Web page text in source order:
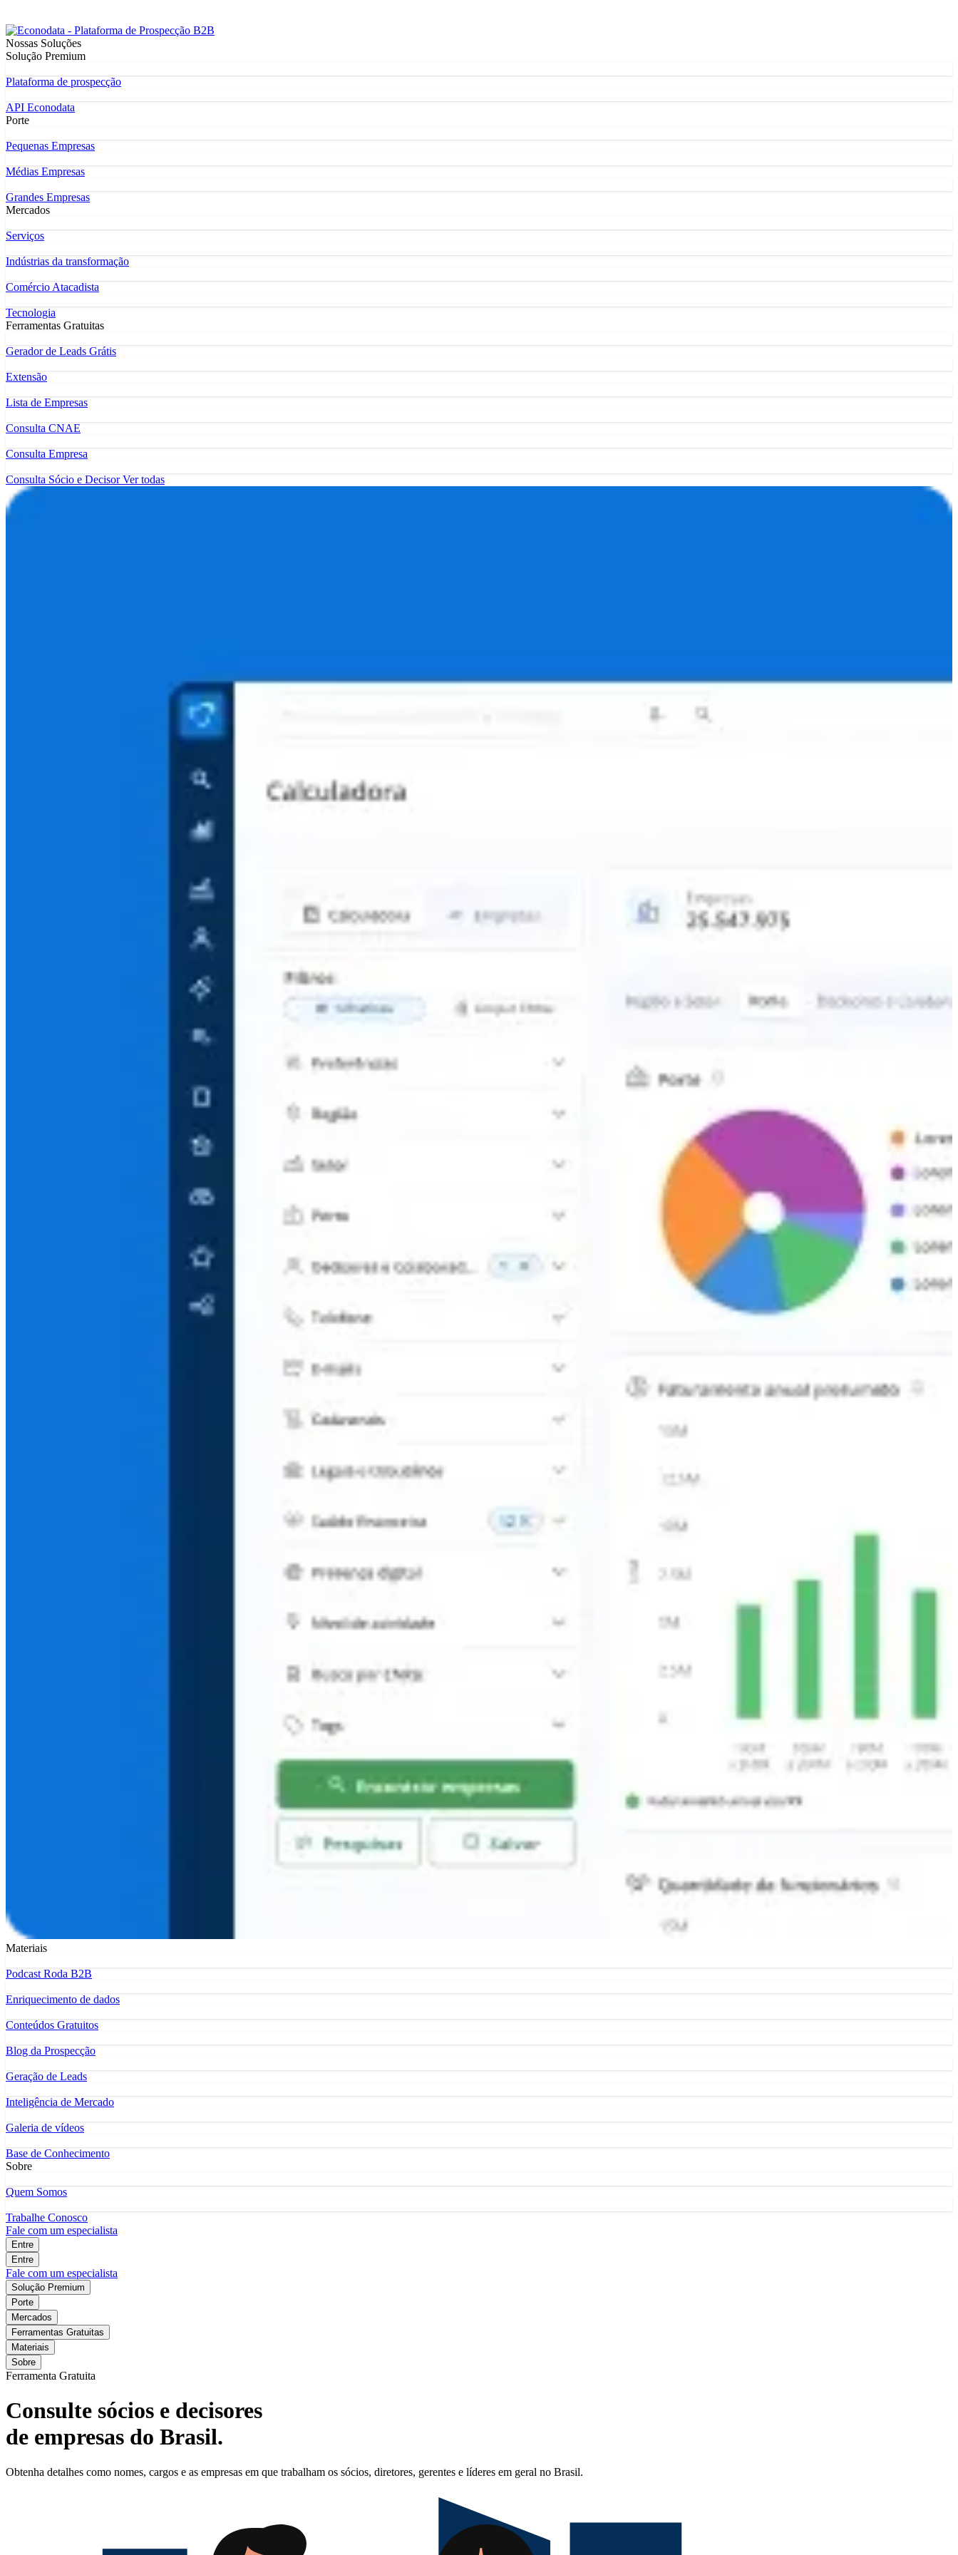
Nossas Soluções
Solução Premium
Plataforma de prospecção
API Econodata
Porte
Pequenas Empresas
Médias Empresas
Grandes Empresas
Mercados
Serviços
Indústrias da transformação
Comércio Atacadista
Tecnologia
Ferramentas Gratuitas
Gerador de Leads Grátis
Extensão
Lista de Empresas
Consulta CNAE
Consulta Empresa
Consulta Sócio e DecisorVer todas
Materiais
Podcast Roda B2B
Enriquecimento de dados
Conteúdos Gratuitos
Blog da Prospecção
Geração de Leads
Inteligência de Mercado
Galeria de vídeos
Base de Conhecimento
Sobre
Quem Somos
Trabalhe Conosco
Fale com um especialista
Entre
Entre
Fale com um especialista
Solução Premium
Porte
Mercados
Ferramentas Gratuitas
Materiais
Sobre
Ferramenta Gratuita
Consulte sócios e decisores
de empresas do Brasil.
Obtenha detalhes como nomes, cargos e as empresas em que trabalham os sócios, diretores, gerentes e líderes em geral no Brasil.